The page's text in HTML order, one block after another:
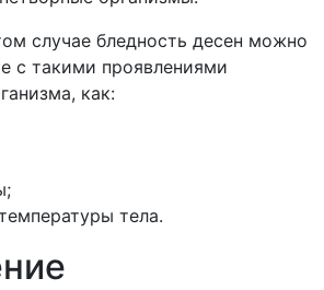
случае бледность десен можно
с такими проявлениями
как:
тела.